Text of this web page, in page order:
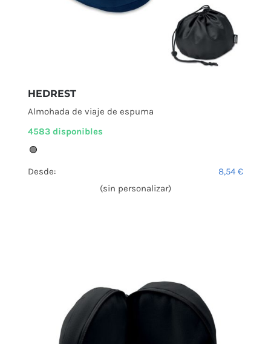
HEDREST
Almohada de viaje de espuma
4583 disponibles
Desde: 8,54 €
(sin personalizar)